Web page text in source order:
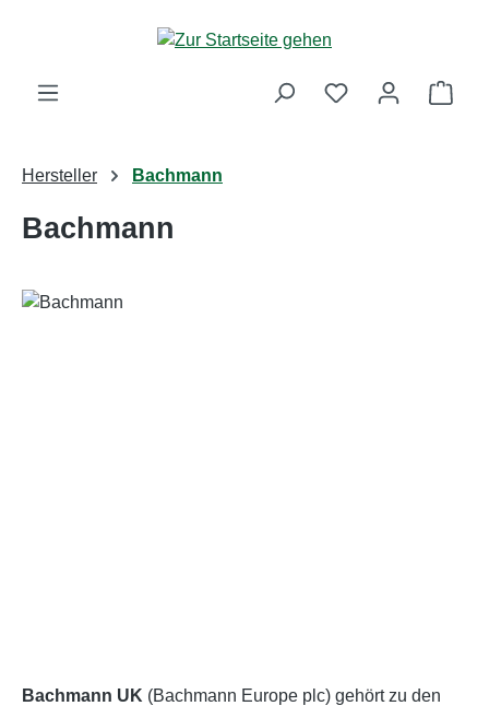
Zum Hauptinhalt springen
Hersteller Bachmann
Bachmann
Bachmann UK (Bachmann Europe plc) gehört zu den